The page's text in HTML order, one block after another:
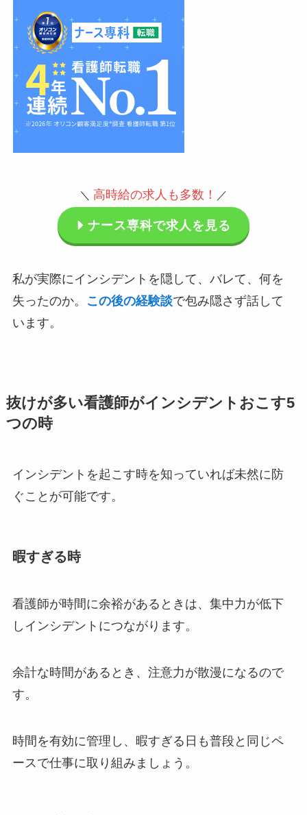
＼ 高時給の求人も多数 ！ ／
ナース専科で求人を見る
私が実際にインシデントを隠して、バレて、何を
失ったのか。
この後の経験談で包み隠さず話して
います。
抜けが多い看護師がインシデントおこす5
つの時
インシデントを起こす時を知っていれば未然に防
ぐことが可能です。
暇すぎる時
看護師が時間に余裕があるときは、 集中力が低下
しインシデントにつながります。
余計な時間があるとき、注意力が散漫になるので
す。
時間を有効に管理し、暇すぎる日も普段と同じペ
ースで仕事に取り組みましょう。